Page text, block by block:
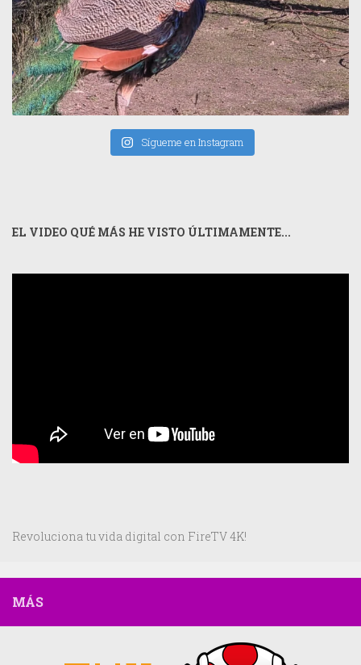
Sígueme en Instagram
EL VIDEO QUÉ MÁS HE VISTO ÚLTIMAMENTE...
Revoluciona tu vida digital con FireTV 4K!
MÁS